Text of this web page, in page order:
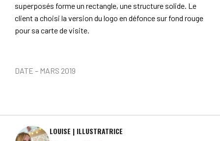
superposés forme un rectangle, une structure solide. Le
client a choisi la version du logo en défonce sur fond rouge
pour sa carte de visite.
DATE – MARS 2019
LOUISE | ILLUSTRATRICE